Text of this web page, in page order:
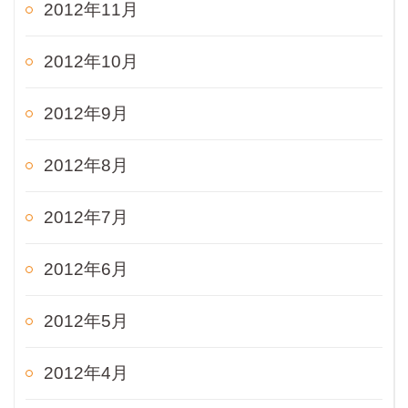
2012年11月
2012年10月
2012年9月
2012年8月
2012年7月
2012年6月
2012年5月
2012年4月